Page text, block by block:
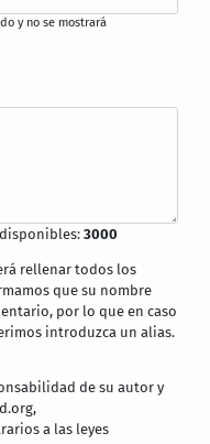
y no se mostrará
disponibles:3000
rellenar todos los
que su nombre
por lo que en caso
introduzca un alias.
de su autor y
a las leyes